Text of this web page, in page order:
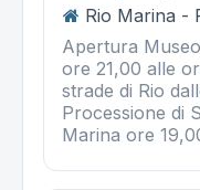
Rio Marina -
Apertura
ore 21,00 alle
strade di Rio
Processione di
Marina ore